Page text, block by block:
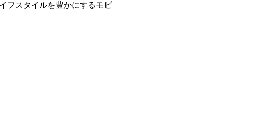
フスタイルを豊かにするモビ